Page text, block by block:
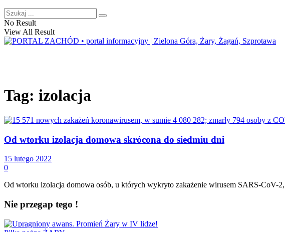
No Result
View All Result
Tag: izolacja
Od wtorku izolacja domowa skrócona do siedmiu dni
15 lutego 2022
0
Od wtorku izolacja domowa osób, u których wykryto zakażenie wirusem SARS-CoV-2,
Nie przegap tego !